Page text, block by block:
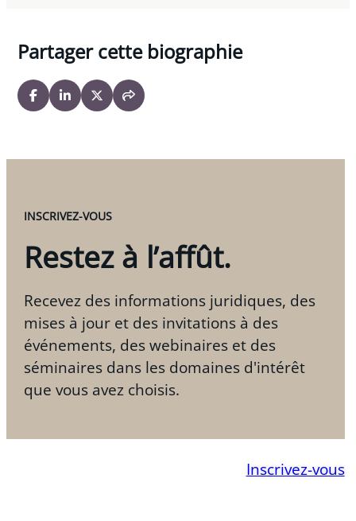
en place lors de la pandémie de COVID-19.
Partager cette biographie
INSCRIVEZ-VOUS
Restez à l’affût.
Recevez des informations juridiques, des
mises à jour et des invitations à des
événements, des webinaires et des
séminaires dans les domaines d'intérêt
que vous avez choisis.
Inscrivez-vous